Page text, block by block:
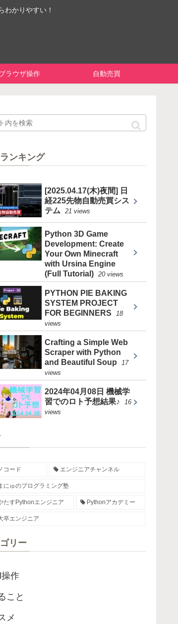
わかりやすい！
ラウザ操作 自動売買
ンキング
[2025.04.17(木)夜間] 日
経225先物自動売買シス
テム
21 views
Python 3D Game
Development: Create
Your Own Minecraft
with Ursina Engine
(Full Tutorial) 20 views
PYTHON PIE BAKING
SYSTEM PROJECT
FOR BEGINNERS
18
views
Crafting a Simple Web
Scraper with Python
and Beautiful Soup
17
views
2024年04月08日 機械学
習でのロト予想結果♪
16
views
コード エンジニアチャンネル
にゅのプログラミング塾
たすPythonエンジニア Pythonアカデミー
卒エンジニア
リー
作
こと
メ